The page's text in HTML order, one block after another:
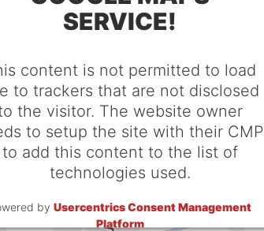
SERVICE!
content is not permitted to load
to trackers that are not disclosed
the visitor. The website owner
to setup the site with their CMP
to add this content to the list of
technologies used.
by Usercentrics Consent Management
Platform